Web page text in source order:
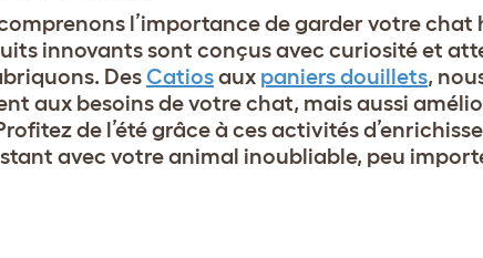
l’importance de garder votre chat
innovants sont conçus avec curiosité et
DesCatiosaux paniers douillets,
aux besoins de votre chat, mais aussi
de l’été grâce à ces activités
avec votre animal inoubliable, peu